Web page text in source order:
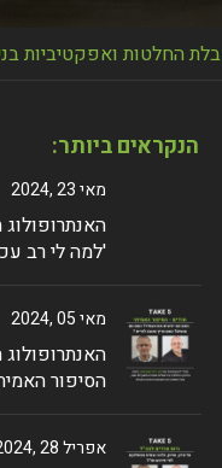
החלטות ואפקטיביות
הנקראים ביותר:
מאי 23 ,2024
'למה לי רב
מאי 05 ,2024
הסיפור
אפריל 28 ,2024